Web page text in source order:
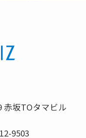
赤坂TOタマビル
9503